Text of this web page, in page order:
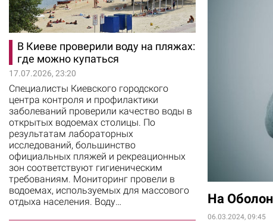
В Киеве проверили воду на пляжах:
где можно купаться
17.07.2026, 23:20
Специалисты Киевского городского
центра контроля и профилактики
заболеваний проверили качество воды в
открытых водоемах столицы. По
результатам лабораторных
исследований, большинство
официальных пляжей и рекреационных
зон соответствуют гигиеническим
требованиям. Мониторинг провели в
водоемах, используемых для массового
отдыха населения. Воду…
На
06.03.2024, 09:45